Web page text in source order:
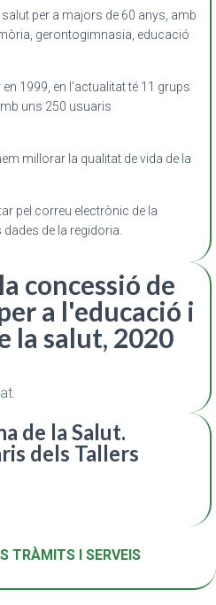
per a majors de 60 anys, amb
gerontogimnasia, educació
1999, en l’actualitat té 11 grups
uns 250 usuaris
millorar la qualitat de vida de la
pel correu electrònic de la
de la regidoria.
concessió de
a l'educació i
la salut, 2020
de la Salut.
dels Tallers
TRÀMITS I SERVEIS